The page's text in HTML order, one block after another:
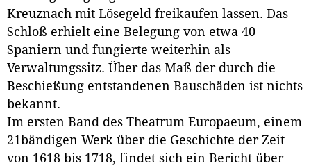
Kreuznach mit Lösegeld freikaufen lassen. Das
Schloß erhielt eine Belegung von etwa 40
Spaniern und fungierte weiterhin als
Verwaltungssitz. Über das Maß der durch die
Beschießung entstandenen Bauschäden ist nichts
bekannt.
Im ersten Band des Theatrum Europaeum, einem
21bändigen Werk über die Geschichte der Zeit
von 1618 bis 1718, findet sich ein Bericht über